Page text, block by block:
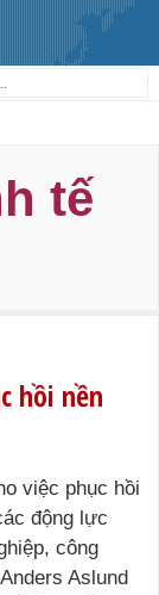
tế
hồi nền
việc phục hồi
động lực
công
Aslund